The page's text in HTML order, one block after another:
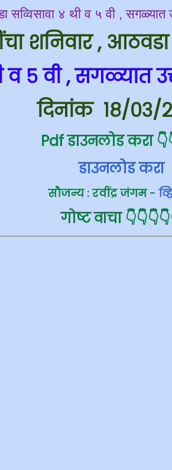
सव्विसावा ४ थी व ५ वी ,
शनिवार ,
व ५ वी, सगळ्यात
दिनांक १८/०३/
Pdf डाउनलोड करा
डाउनलोड करा
सौजन्य : रवींद्र जंगम -
गोष्ट वाचा